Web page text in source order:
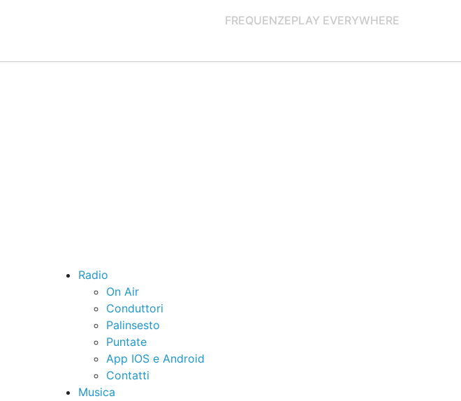
FREQUENZEPLAY EVERYWHERE
Radio
On Air
Conduttori
Palinsesto
Puntate
App IOS e Android
Contatti
Musica